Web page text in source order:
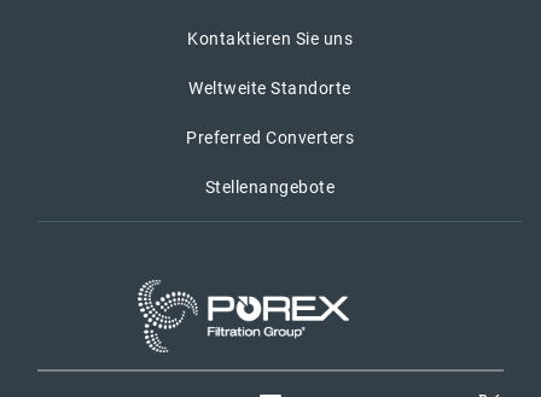
Kontaktieren Sie uns
Weltweite Standorte
Preferred Converters
Stellenangebote